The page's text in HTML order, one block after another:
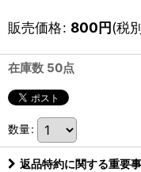
販売価格: 800円(税
在庫数 50点
数量:
返品特約に関する重要